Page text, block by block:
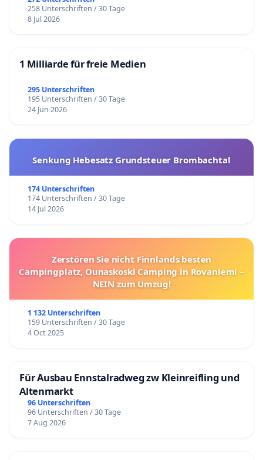
258 Unterschriften / 30 Tage
8 Jul 2026
1 Milliarde für freie Medien
295 Unterschriften
195 Unterschriften / 30 Tage
24 Jun 2026
Senkung Hebesatz Grundsteuer Brombachtal
174 Unterschriften
174 Unterschriften / 30 Tage
14 Jul 2026
Zerstören Sie nicht Finnlands besten
Campingplatz, Ounaskoski Camping in Rovaniemi –
NEIN zum Umzug!
1 132 Unterschriften
159 Unterschriften / 30 Tage
4 Oct 2025
Für Ausbau Ennstalradweg zw Kleinreifling und
Altenmarkt
96 Unterschriften
96 Unterschriften / 30 Tage
7 Aug 2026